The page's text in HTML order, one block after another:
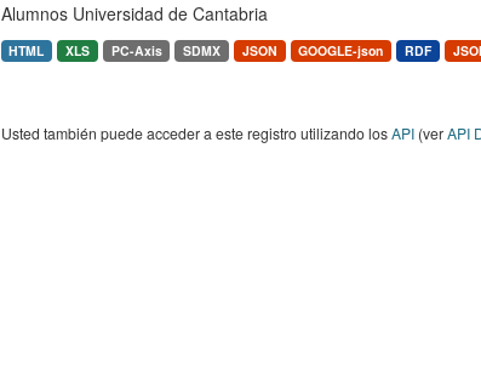
Alumnos Universidad de Cantabria
HTML XLS PC-Axis SDMX JSON GOOGLE-json RDF
Usted también puede acceder a este registro utilizando losAPI(verAPI